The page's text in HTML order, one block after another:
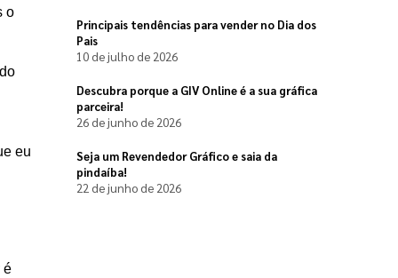
eu
é
Principais tendências para vender no Dia dos
Pais
10 de julho de 2026
Descubra porque a GIV Online é a sua gráfica
parceira!
26 de junho de 2026
Seja um Revendedor Gráfico e saia da
pindaíba!
22 de junho de 2026